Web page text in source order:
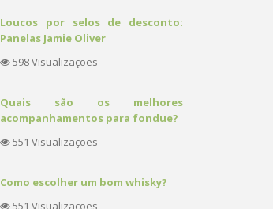
Loucos por selos de desconto:
Panelas Jamie Oliver
598 Visualizações
Quais são os melhores
acompanhamentos para fondue?
551 Visualizações
Como escolher um bom whisky?
551 Visualizações